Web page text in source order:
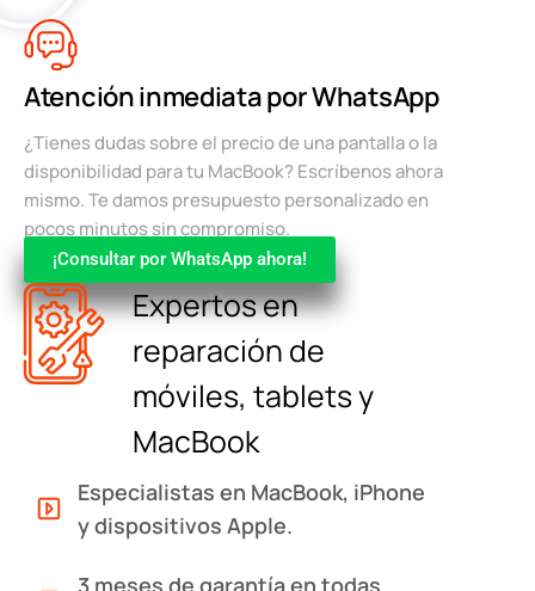
Atención inmediata por WhatsApp
¿Tienes dudas sobre el precio de una pantalla o la
disponibilidad para tu MacBook? Escríbenos ahora
mismo. Te damos presupuesto personalizado en
pocos minutos sin compromiso.
¡Consultar por WhatsApp ahora!
Expertos en
reparación de
móviles, tablets y
MacBook
Especialistas en MacBook, iPhone
y dispositivos Apple.
3 meses de garantía en todas